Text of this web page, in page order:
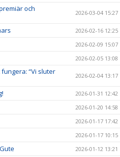
och
2026-03-04 15:27
2026-02-16 12:25
2026-02-09 15:07
2026-02-05 13:08
“Vi sluter
2026-02-04 13:17
2026-01-31 12:42
2026-01-20 14:58
2026-01-17 17:42
2026-01-17 10:15
2026-01-12 13:21